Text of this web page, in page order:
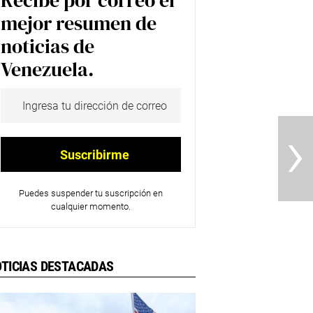
mejor resumen de
noticias de
Venezuela.
Puedes suspender tu suscripción en
cualquier momento.
DESTACADAS
›